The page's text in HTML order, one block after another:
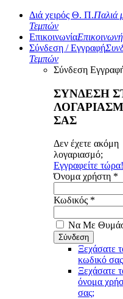
Διά χειρός Θ. Π.Παλιά
Τεμπών
Επικοινωνία
Σύνδεση / Εγγραφή
Τεμπών
Σύνδεση
ΣΥΝΔΕΣΗ
ΣΑΣ
Δεν έχετε ακόμη
λογαριασμό;
Εγγραφείτε τώρα!
Όνομα χρήστη *
Κωδικός *
Να Με
Ξεχάσατε
κωδικό
Ξεχάσατε
όνομα
σας;